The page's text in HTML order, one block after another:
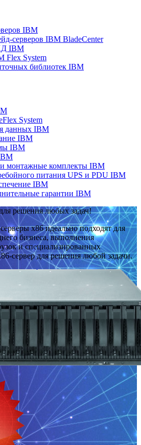
IBM
серверов IBM BladeCenter
IBM
Flex System
библиотек IBM
System
данных IBM
IBM
IBM
монтажные комплекты IBM
питания UPS и PDU IBM
IBM
гарантии IBM
решения любых задач!
x86 идеально подходят для
бизнеса, выполнения
и специализированных
сервер для решения любой задачи.